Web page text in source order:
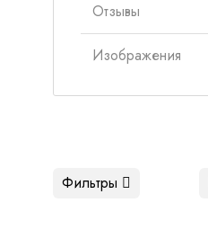
Отзывы
Изображения
Фильтры